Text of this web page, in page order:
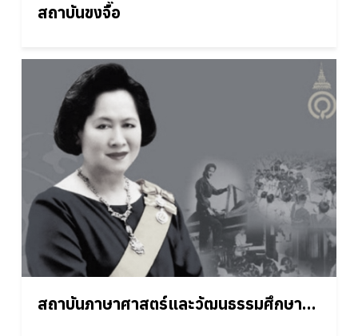
สถาบันขงจื๊อ
สถาบันภาษาศาสตร์และวัฒนธรรมศึกษา